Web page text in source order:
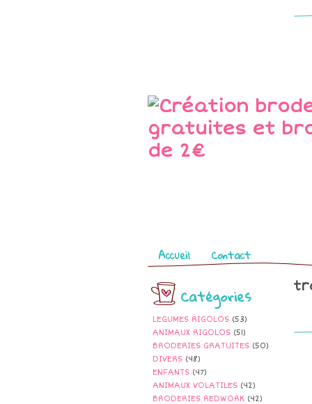
Pages
Accueil Contact
Catégories
LEGUMES RIGOLOS (53)
ANIMAUX RIGOLOS (51)
BRODERIES GRATUITES (50)
DIVERS (48)
ENFANTS (47)
ANIMAUX VOLATILES (42)
BRODERIES REDWORK (42)